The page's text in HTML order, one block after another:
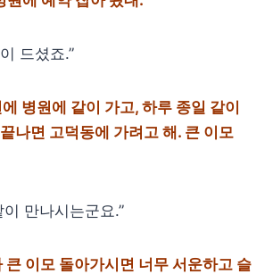
드셨죠.”
병원에 같이 가고, 하루 종일 같이
나면 고덕동에 가려고 해. 큰 이모
만나시는군요.”
큰 이모 돌아가시면 너무 서운하고 슬